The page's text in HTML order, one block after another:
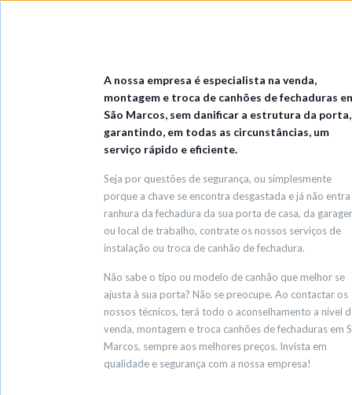
A nossa empresa é especialista na venda,
montagem e troca de canhões de fechaduras
São Marcos, sem danificar a estrutura da porta,
garantindo, em todas as circunstâncias, um
serviço rápido e eficiente.
Seja por questões de segurança, ou simplesmente
porque a chave se encontra desgastada e já não entra
ranhura da fechadura da sua porta de casa, da
ou local de trabalho, contrate os nossos serviços de
instalação ou troca de canhão de fechadura.
Não sabe o tipo ou modelo de canhão que melhor se
ajusta à sua porta? Não se preocupe. Ao contactar os
nossos técnicos, terá todo o aconselhamento a nível
venda, montagem e troca canhões de fechaduras em
Marcos, sempre aos melhores preços. Invista em
qualidade e segurança com a nossa empresa!